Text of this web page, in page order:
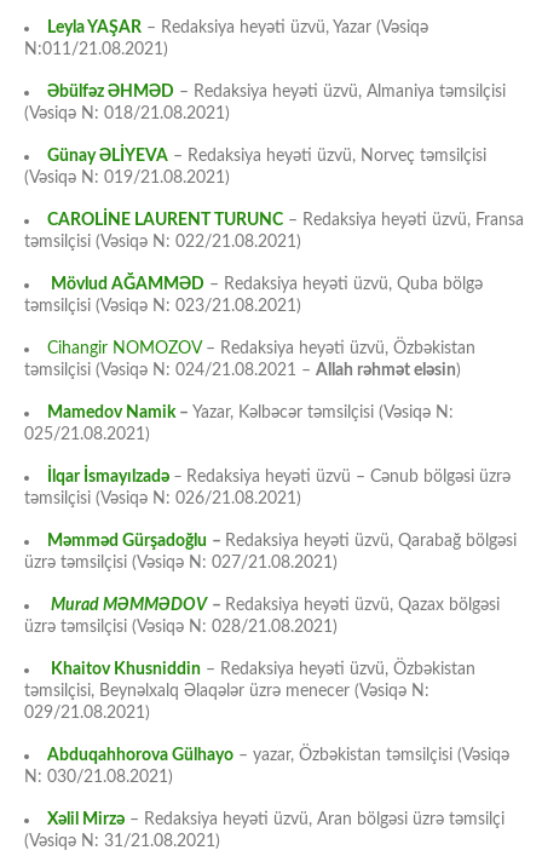
Leyla YAŞAR – Redaksiya heyəti üzvü, Yazar (Vəsiqə
N:011/21.08.2021)
Əbülfəz ƏHMƏD – Redaksiya heyəti üzvü, Almaniya təmsilçisi
(Vəsiqə N: 018/21.08.2021)
Günay ƏLİYEVA – Redaksiya heyəti üzvü, Norveç təmsilçisi
(Vəsiqə N: 019/21.08.2021)
CAROLİNE LAURENT TURUNC – Redaksiya heyəti üzvü, Fransa
təmsilçisi (Vəsiqə N: 022/21.08.2021)
Mövlud AĞAMMƏD – Redaksiya heyəti üzvü, Quba bölgə
təmsilçisi (Vəsiqə N: 023/21.08.2021)
Cihangir NOMOZOV– Redaksiya heyəti üzvü, Özbəkistan
təmsilçisi (Vəsiqə N: 024/21.08.2021 – Allah rəhmət eləsin)
Mamedov Namik– Yazar, Kəlbəcər təmsilçisi (Vəsiqə N:
025/21.08.2021)
İlqar İsmayılzadə – Redaksiya heyəti üzvü – Cənub bölgəsi üzrə
təmsilçisi (Vəsiqə N: 026/21.08.2021)
Məmməd Gürşadoğlu – Redaksiya heyəti üzvü, Qarabağ bölgəsi
üzrə təmsilçisi (Vəsiqə N: 027/21.08.2021)
Murad MƏMMƏDOV – Redaksiya heyəti üzvü, Qazax bölgəsi
üzrə təmsilçisi (Vəsiqə N: 028/21.08.2021)
Khaitov Khusniddin – Redaksiya heyəti üzvü, Özbəkistan
təmsilçisi, Beynəlxalq Əlaqələr üzrə menecer (Vəsiqə N:
029/21.08.2021)
Abduqahhorova Gülhayo – yazar, Özbəkistan təmsilçisi (Vəsiqə
N: 030/21.08.2021)
Xəlil Mirzə – Redaksiya heyəti üzvü, Aran bölgəsi üzrə təmsilçi
(Vəsiqə N: 31/21.08.2021)